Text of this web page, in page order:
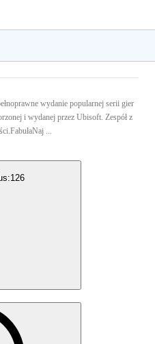
wydanie popularnej serii gier
i wydanej przez Ubisoft. Zespół z
...
126